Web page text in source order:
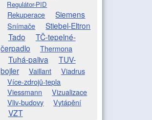
Regulátor-PID
Rekuperace Siemens
Snímače
Stiebel-Eltron
Tado
TČ-tepelné-
čerpadlo
Thermona
Tuhá-paliva
TUV-
bojler
Vaillant
Viadrus
Více-zdrojů-tepla
Viessmann
Vizualizace
Vliv-budovy
Vytápění
VZT